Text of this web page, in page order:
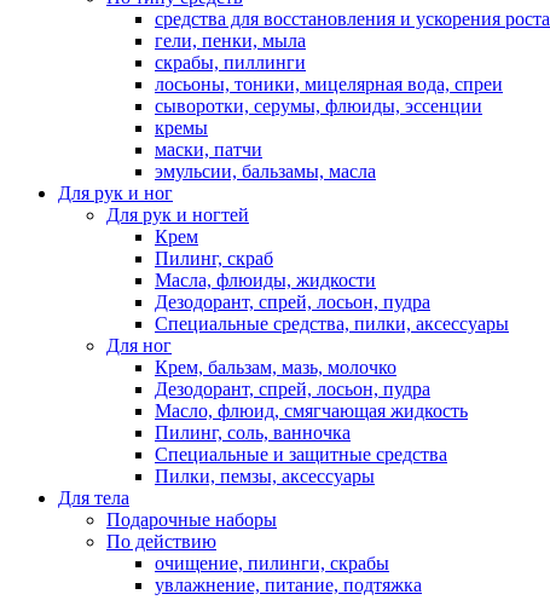
средства для восстановления и ускорения
гели, пенки, мыла
скрабы, пиллинги
лосьоны, тоники, мицелярная вода, спреи
сыворотки, серумы, флюиды, эссенции
кремы
маски, патчи
эмульсии, бальзамы, масла
Для рук и ног
Для рук и ногтей
Крем
Пилинг, скраб
Масла, флюиды, жидкости
Дезодорант, спрей, лосьон, пудра
Специальные средства, пилки, аксессуары
Для ног
Крем, бальзам, мазь, молочко
Дезодорант, спрей, лосьон, пудра
Масло, флюид, смягчающая жидкость
Пилинг, соль, ванночка
Специальные и защитные средства
Пилки, пемзы, аксессуары
Для тела
Подарочные наборы
По действию
очищение, пилинги, скрабы
увлажнение, питание, подтяжка